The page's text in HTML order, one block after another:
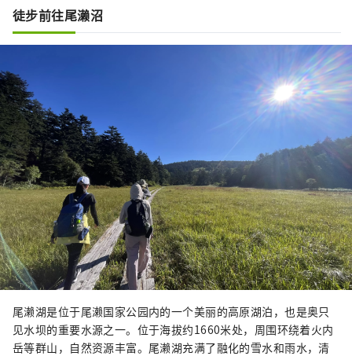
徒步前往尾濑沼
尾濑湖是位于尾濑国家公园内的一个美丽的高原湖泊，也是奥只
见水坝的重要水源之一。位于海拔约1660米处，周围环绕着火内
岳等群山，自然资源丰富。尾濑湖充满了融化的雪水和雨水，清